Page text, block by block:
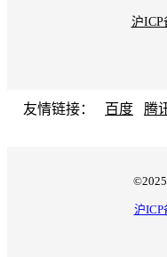
沪ICP
友情链接： 百度 腾
沪ICP